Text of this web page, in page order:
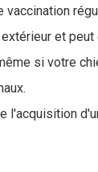
vaccination
et
si votre